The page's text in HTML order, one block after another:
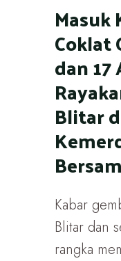
Coklat
dan
Blitar
Kabar
Blitar dan
rangka